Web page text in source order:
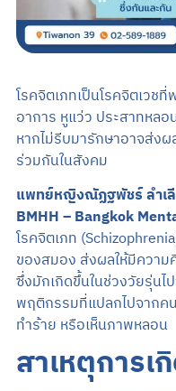
โรคจิตเภทเป็นโรคจิตเวช
อาการ หูแว่ว ประสาทหล
หากไม่รีบมารักษาอาจส่ง
ร่วมกันในสังคม
แพทย์หญิงณัฏฐพัชร์ ลำเ
BMHH – Bangkok
โรคจิตเภท
ของสมอง ส่งผลให้มีควา
ซึ่งมักเกิดขึ้นในช่วงวัยรุ่น
พฤติกรรมที่แปลกไปจากค
ทำร้าย หรือเห็นภาพหลอน
สาเหตุการเ